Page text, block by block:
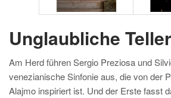
Unglaubliche Teller
Am Herd führen Sergio Preziosa und
venezianische Sinfonie aus, die von der
Alajmo inspiriert ist. Und der Erste fasst